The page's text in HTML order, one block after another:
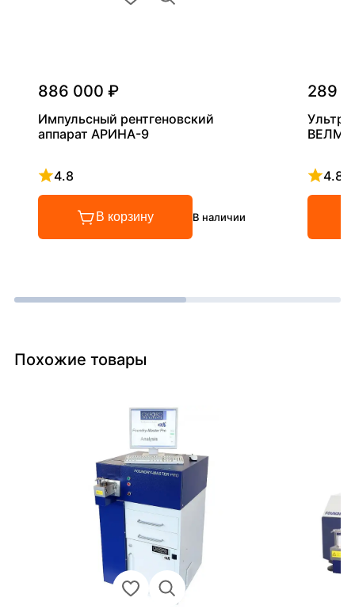
886 000 ₽
Импульсный рентгеновский
аппарат АРИНА-9
4.8
Рейтинг 4.8 из 5
В корзину В наличии
289
4.8
Похожие товары